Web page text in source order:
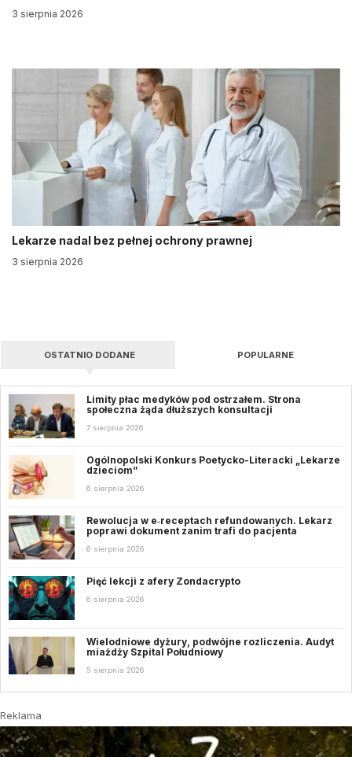
3 sierpnia 2026
Lekarze nadal bez pełnej ochrony prawnej
3 sierpnia 2026
OSTATNIO DODANE POPULARNE
Limity płac medyków pod ostrzałem. Strona
społeczna żąda dłuższych konsultacji
7 sierpnia 2026
Ogólnopolski Konkurs Poetycko-Literacki „Lekarze
dzieciom”
6 sierpnia 2026
Rewolucja w e‑receptach refundowanych. Lekarz
poprawi dokument zanim trafi do pacjenta
6 sierpnia 2026
Pięć lekcji z afery Zondacrypto
6 sierpnia 2026
Wielodniowe dyżury, podwójne rozliczenia. Audyt
miażdży Szpital Południowy
5 sierpnia 2026
Reklama